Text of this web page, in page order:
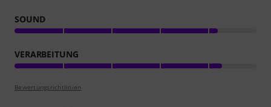
SOUND
VERARBEITUNG
Bewertungsrichtlinien